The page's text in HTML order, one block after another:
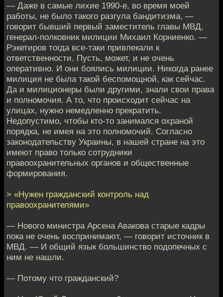
— Даже в самые лихие 1990-е, во время моей
работы, не было такого разгула бандитизма, —
говорит бывший первый заместитель главы МВД,
генерал-полковник милиции Михаил Корниенко. —
Рэкетиров тогда все-таки привлекали к
ответственности. Пусть, может, и не очень
оперативно. И они боялись милиции. Никогда ранее
милиция не была такой беспомощной, как сейчас.
Да и милиционеры были другими, знали свои права
и полномочия. А то, что происходит сейчас на
улицах, нужно немедленно прекратить.
Недопустимо, чтобы кто-то занимался охраной
порядка, не имея на это полномочий. Согласно
законодательству Украины, в нашей стране на это
имеют право только сотрудники
правоохранительных органов и общественные
формирования.
> «Нужен гражданский контроль над
правоохранителями»
— Нового министра Арсена Авакова старые кадры
пока не очень воспринимают, — говорит источник в
МВД. — И общий язык большинство подопечных с
ним не нашли.
— Потому что гражданский?